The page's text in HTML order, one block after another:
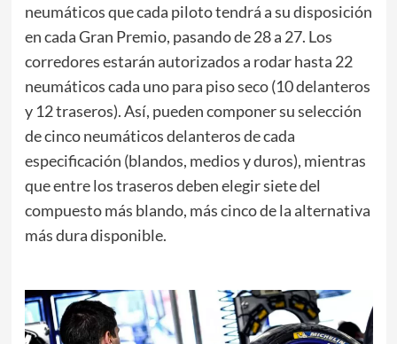
neumáticos que cada piloto tendrá a su disposición
en cada Gran Premio, pasando de 28 a 27. Los
corredores estarán autorizados a rodar hasta 22
neumáticos cada uno para piso seco (10 delanteros
y 12 traseros). Así, pueden componer su selección
de cinco neumáticos delanteros de cada
especificación (blandos, medios y duros), mientras
que entre los traseros deben elegir siete del
compuesto más blando, más cinco de la alternativa
más dura disponible.